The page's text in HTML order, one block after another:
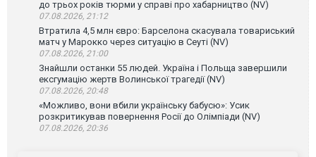
до трьох років тюрми у справі про хабарництво (NV)
07.08.2026, 21:12
Втратила 4,5 млн євро: Барселона скасувала товариський
матч у Марокко через ситуацію в Сеуті (NV)
07.08.2026, 21:00
Знайшли останки 55 людей. Україна і Польща завершили
ексгумацію жертв Волинської трагедії (NV)
07.08.2026, 20:48
«Можливо, вони вбили українську бабусю»: Усик
розкритикував повернення Росії до Олімпіади (NV)
07.08.2026, 20:36